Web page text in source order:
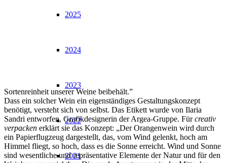
2025
2024
2023
2022
2021
Sortenreinheit unserer Weine beibehält.”
Dass ein solcher Wein ein eigenständiges Gestaltungskonzept
benötigt, versteht sich von selbst. Das Etikett wurde von Ilaria
Sandri entworfen, Grafikdesignerin der Argea-Gruppe. Fürcreativ
verpacken erklärt sie das Konzept: „Der Orangenwein wird durch
ein Papierflugzeug dargestellt, das, vom Wind gelenkt, hoch am
Himmel fliegt, so hoch, dass es die Sonne erreicht. Wind und Sonne
sind wesentliche und repräsentative Elemente der Natur und für den